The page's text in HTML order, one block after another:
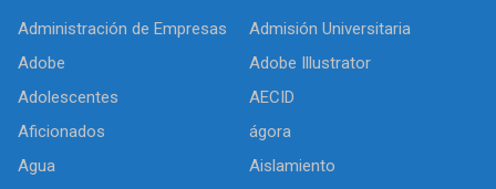
Administración de Empresas
Admisión Universitaria
Adobe
Adobe Illustrator
Adolescentes
AECID
Aficionados
ágora
Agua
Aislamiento